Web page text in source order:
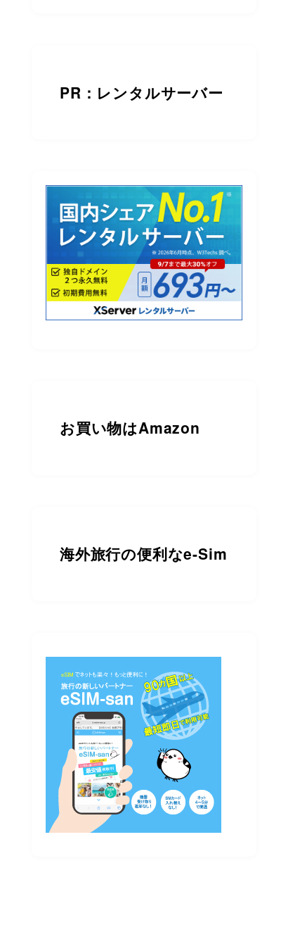
PR：レンタルサーバー
お買い物はAmazon
海外旅行の便利なe-Sim